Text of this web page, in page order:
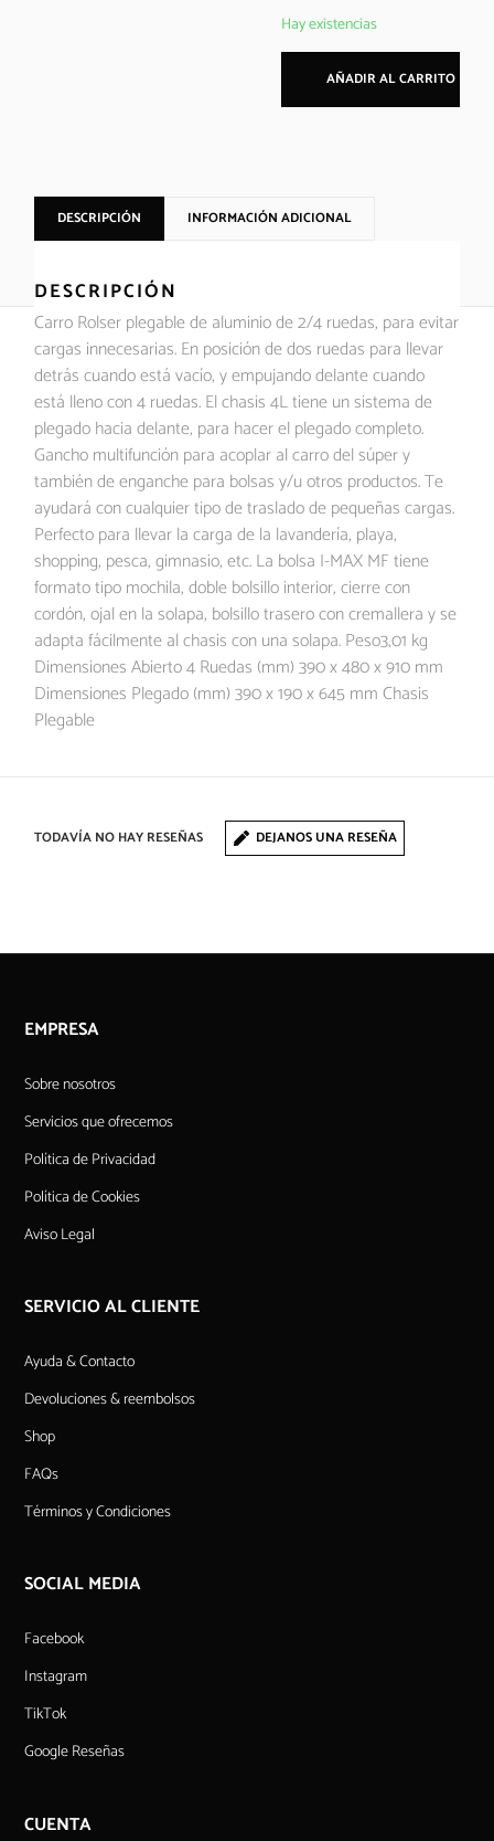
Hay existencias
AÑADIR AL CARRITO
DESCRIPCIÓN INFORMACIÓN ADICIONAL
DESCRIPCIÓN
Carro Rolser plegable de aluminio de 2/4 ruedas, para evitar
cargas innecesarias. En posición de dos ruedas para llevar
detrás cuando está vacío, y empujando delante cuando
está lleno con 4 ruedas. El chasis 4L tiene un sistema de
plegado hacia delante, para hacer el plegado completo.
Gancho multifunción para acoplar al carro del súper y
también de enganche para bolsas y/u otros productos. Te
ayudará con cualquier tipo de traslado de pequeñas cargas.
Perfecto para llevar la carga de la lavandería, playa,
shopping, pesca, gimnasio, etc. La bolsa I-MAX MF tiene
formato tipo mochila, doble bolsillo interior, cierre con
cordón, ojal en la solapa, bolsillo trasero con cremallera y se
adapta fácilmente al chasis con una solapa. Peso3,01 kg
Dimensiones Abierto 4 Ruedas (mm) 390 x 480 x 910 mm
Dimensiones Plegado (mm) 390 x 190 x 645 mm Chasis
Plegable
TODAVÍA NO HAY RESEÑAS DEJANOS UNA RESEÑA
EMPRESA
Sobre nosotros
Servicios que ofrecemos
Política de Privacidad
Política de Cookies
Aviso Legal
SERVICIO AL CLIENTE
Ayuda & Contacto
Devoluciones & reembolsos
Shop
FAQs
Términos y Condiciones
SOCIAL MEDIA
Facebook
Instagram
TikTok
Google Reseñas
CUENTA